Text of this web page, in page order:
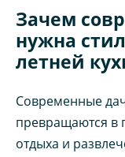
Зачем
нужна
летней
Современные
превращаются в
отдыха и